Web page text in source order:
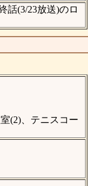
話(3/23放送)のロ
(2)、テニスコー